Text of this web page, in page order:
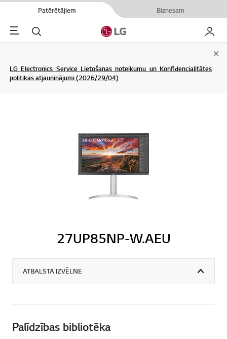
Patērētājiem Biznesam
Menu Meklēt Mans
LG Electronics Service Lietošanas noteikumu un Konfidencialitātes
politikas atjauninājumi (2026/29/04)
27UP85NP-W.AEU
ATBALSTA IZVĒLNE
Palīdzības bibliotēka